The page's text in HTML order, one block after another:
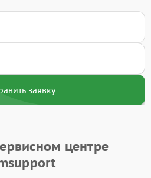
заявку
центре